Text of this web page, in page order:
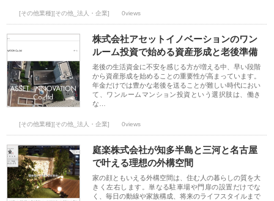
[その他業種][その他_法人・企業] 0views
株式会社アセットイノベーションのワン
ルーム投資で始める資産形成と老後準備
老後の生活資金に不安を感じる方が増える中、早い段階
から資産形成を始めることの重要性が高まっています。
年金だけでは豊かな老後を送ることが難しい時代におい
て、ワンルームマンション投資という選択肢は、働き
な…
[その他業種][その他_法人・企業] 0views
庭楽株式会社が知多半島と三河と名古屋
で叶える理想の外構空間
家の顔ともいえる外構空間は、住む人の暮らしの質を大
きく左右します。単なる駐車場や門扉の設置だけでな
く、毎日の動線や家族構成、将来のライフスタイルまで